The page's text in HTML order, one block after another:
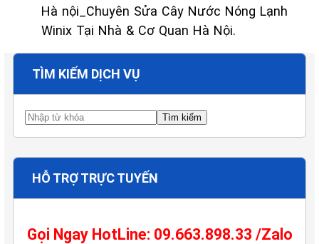
Hà nội_Chuyên Sửa Cây Nước Nóng Lạnh
Winix Tại Nhà & Cơ Quan Hà Nội.
TÌM KIẾM DỊCH VỤ
HỖ TRỢ TRỰC TUYẾN
Gọi Ngay HotLine: 09.663.898.33 /Zalo